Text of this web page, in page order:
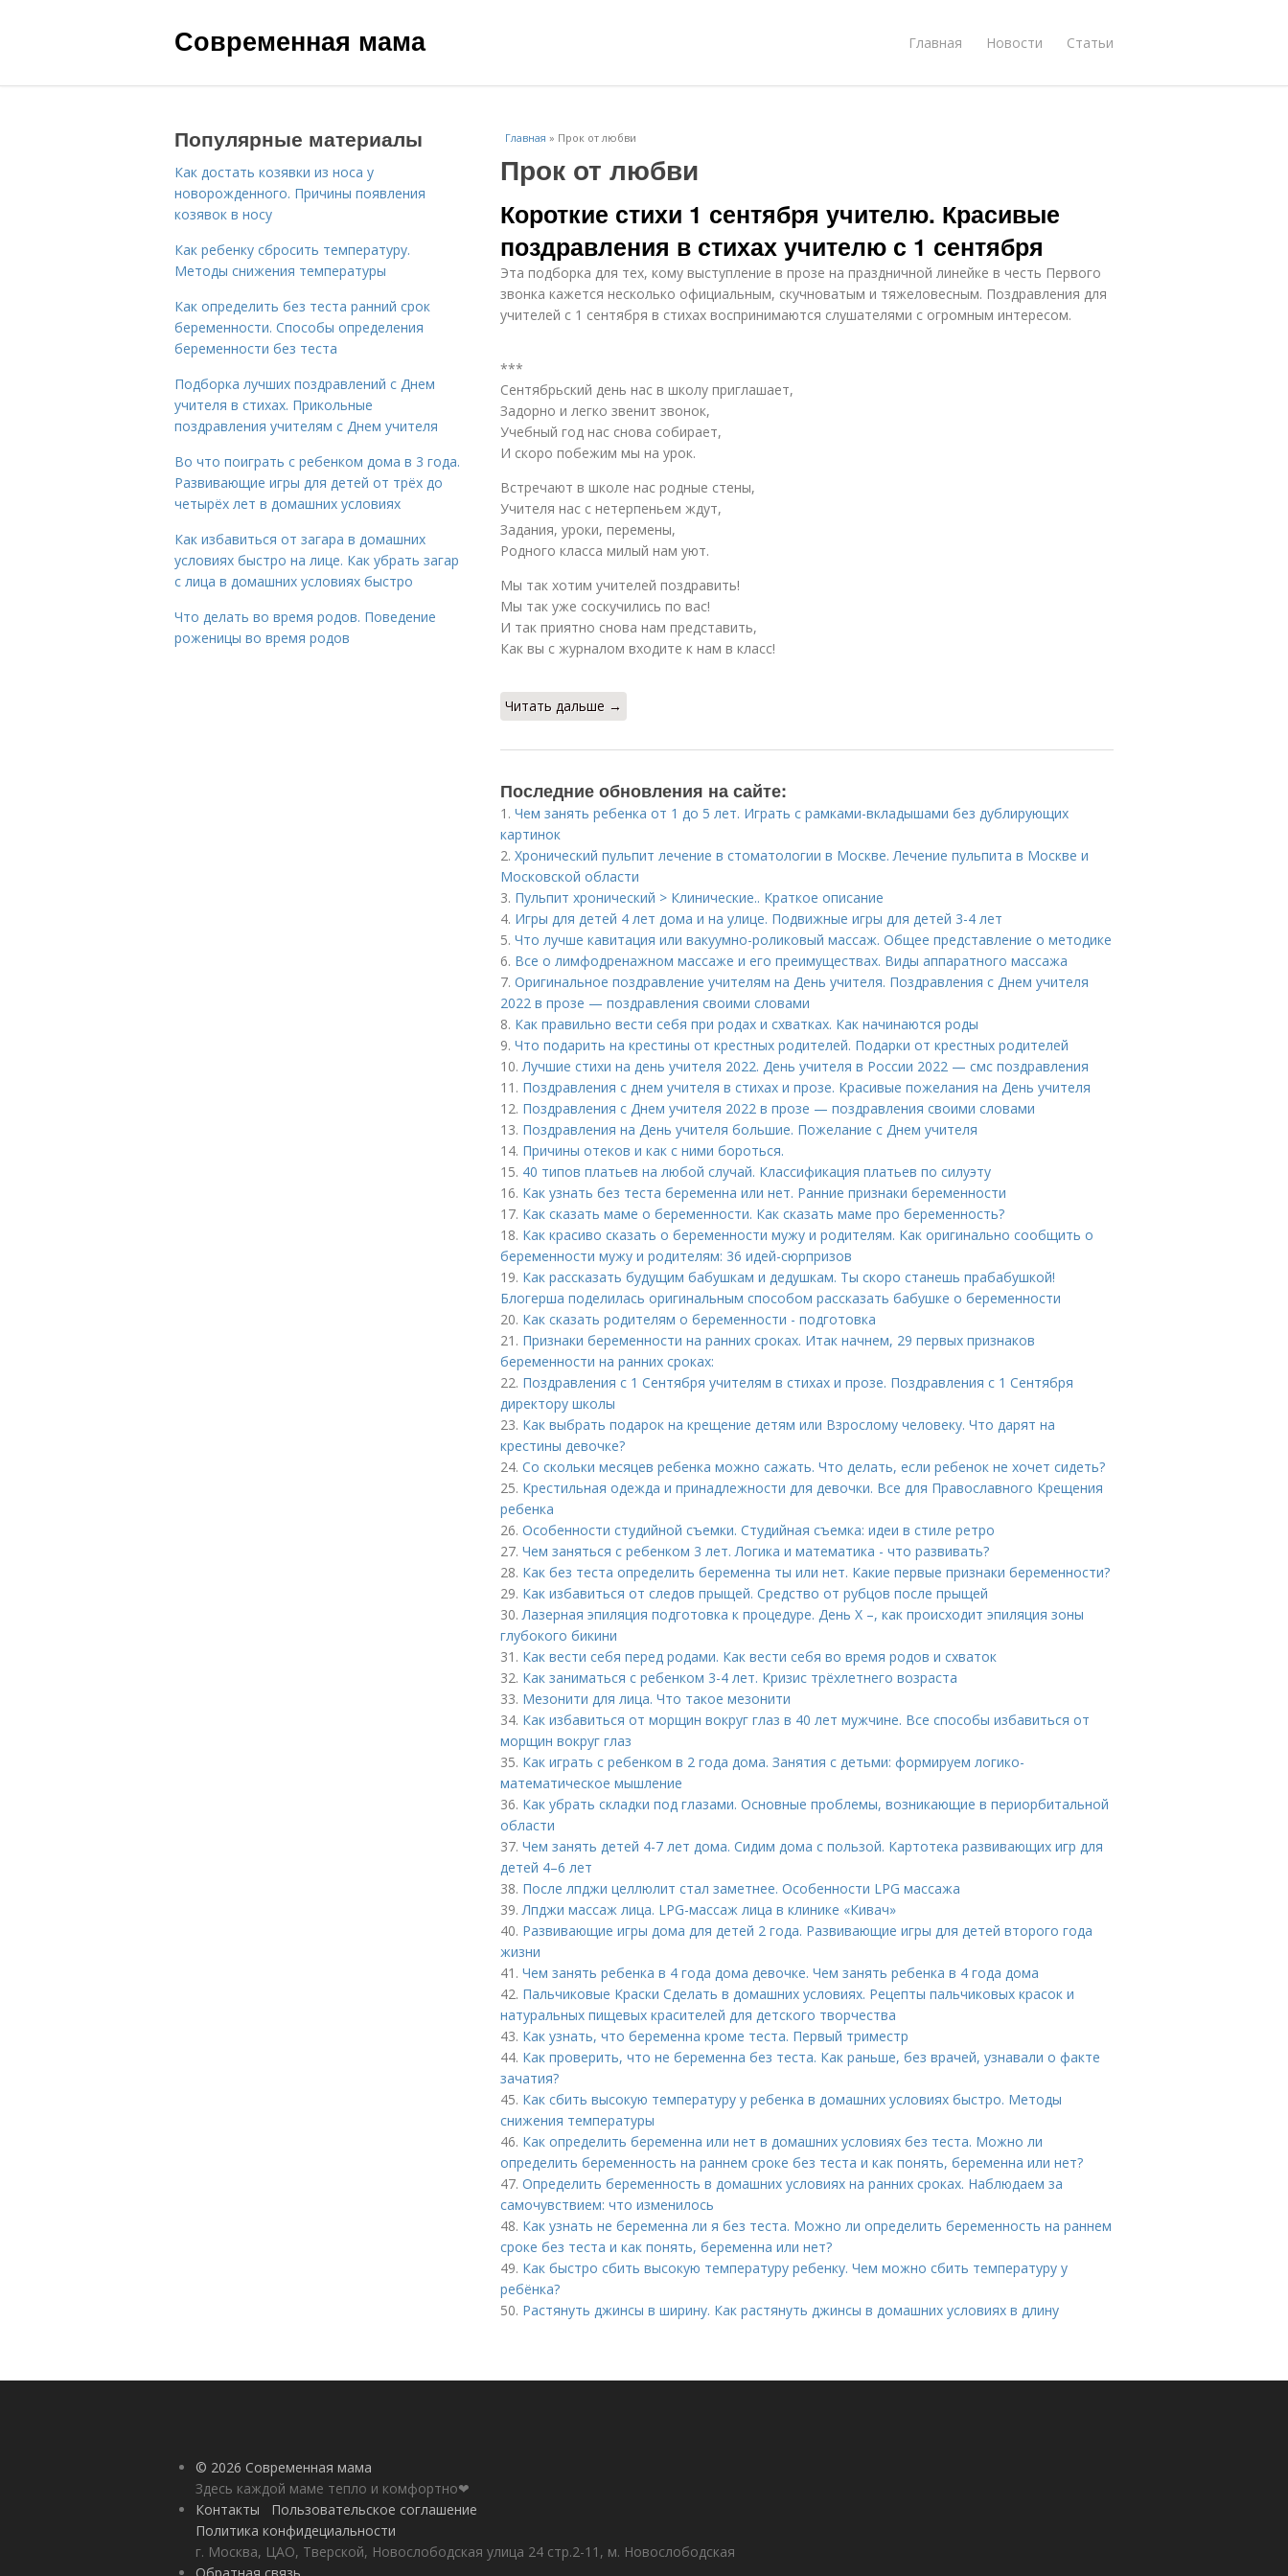
Современная мама Главная Новости Статьи
Главная » Прок от любви
Прок от любви
Короткие стихи 1 сентября учителю. Красивые
поздравления в стихах учителю с 1 сентября
Эта подборка для тех, кому выступление в прозе на праздничной линейке в честь Первого
звонка кажется несколько официальным, скучноватым и тяжеловесным. Поздравления для
учителей с 1 сентября в стихах воспринимаются слушателями с огромным интересом.
***
Сентябрьский день нас в школу приглашает,
Задорно и легко звенит звонок,
Учебный год нас снова собирает,
И скоро побежим мы на урок.
Встречают в школе нас родные стены,
Учителя нас с нетерпеньем ждут,
Задания, уроки, перемены,
Родного класса милый нам уют.
Мы так хотим учителей поздравить!
Мы так уже соскучились по вас!
И так приятно снова нам представить,
Как вы с журналом входите к нам в класс!
Читать дальше →
Последние обновления на сайте:
1. Чем занять ребенка от 1 до 5 лет. Играть с рамками-вкладышами без дублирующих
картинок
2. Хронический пульпит лечение в стоматологии в Москве. Лечение пульпита в Москве и
Московской области
3. Пульпит хронический > Клинические.. Краткое описание
4. Игры для детей 4 лет дома и на улице. Подвижные игры для детей 3-4 лет
5. Что лучше кавитация или вакуумно-роликовый массаж. Общее представление о методике
6. Все о лимфодренажном массаже и его преимуществах. Виды аппаратного массажа
7. Оригинальное поздравление учителям на День учителя. Поздравления с Днем учителя
2022 в прозе — поздравления своими словами
8. Как правильно вести себя при родах и схватках. Как начинаются роды
9. Что подарить на крестины от крестных родителей. Подарки от крестных родителей
10.Лучшие стихи на день учителя 2022. День учителя в России 2022 — смс поздравления
11. Поздравления с днем учителя в стихах и прозе. Красивые пожелания на День учителя
12. Поздравления с Днем учителя 2022 в прозе — поздравления своими словами
13. Поздравления на День учителя большие. Пожелание с Днем учителя
14. Причины отеков и как с ними бороться.
15. 40 типов платьев на любой случай. Классификация платьев по силуэту
16. Как узнать без теста беременна или нет. Ранние признаки беременности
17. Как сказать маме о беременности. Как сказать маме про беременность?
18. Как красиво сказать о беременности мужу и родителям. Как оригинально сообщить о
беременности мужу и родителям: 36 идей-сюрпризов
19. Как рассказать будущим бабушкам и дедушкам. Ты скоро станешь прабабушкой!
Блогерша поделилась оригинальным способом рассказать бабушке о беременности
20. Как сказать родителям о беременности - подготовка
21. Признаки беременности на ранних сроках. Итак начнем, 29 первых признаков
беременности на ранних сроках:
22. Поздравления с 1 Сентября учителям в стихах и прозе. Поздравления с 1 Сентября
директору школы
23. Как выбрать подарок на крещение детям или Взрослому человеку. Что дарят на
крестины девочке?
24. Со скольки месяцев ребенка можно сажать. Что делать, если ребенок не хочет сидеть?
25. Крестильная одежда и принадлежности для девочки. Все для Православного Крещения
ребенка
26. Особенности студийной съемки. Студийная съемка: идеи в стиле ретро
27. Чем заняться с ребенком 3 лет. Логика и математика - что развивать?
28. Как без теста определить беременна ты или нет. Какие первые признаки беременности?
29. Как избавиться от следов прыщей. Средство от рубцов после прыщей
30.Лазерная эпиляция подготовка к процедуре. День Х –, как происходит эпиляция зоны
глубокого бикини
31. Как вести себя перед родами. Как вести себя во время родов и схваток
32. Как заниматься с ребенком 3-4 лет. Кризис трёхлетнего возраста
33. Мезонити для лица. Что такое мезонити
34. Как избавиться от морщин вокруг глаз в 40 лет мужчине. Все способы избавиться от
морщин вокруг глаз
35. Как играть с ребенком в 2 года дома. Занятия с детьми: формируем логико-
математическое мышление
36. Как убрать складки под глазами. Основные проблемы, возникающие в периорбитальной
области
37. Чем занять детей 4-7 лет дома. Сидим дома с пользой. Картотека развивающих игр для
детей 4–6 лет
38. После лпджи целлюлит стал заметнее. Особенности LPG массажа
39.Лпджи массаж лица. LPG-массаж лица в клинике «Кивач»
40. Развивающие игры дома для детей 2 года. Развивающие игры для детей второго года
жизни
41. Чем занять ребенка в 4 года дома девочке. Чем занять ребенка в 4 года дома
42. Пальчиковые Краски Сделать в домашних условиях. Рецепты пальчиковых красок и
натуральных пищевых красителей для детского творчества
43. Как узнать, что беременна кроме теста. Первый триместр
44. Как проверить, что не беременна без теста. Как раньше, без врачей, узнавали о факте
зачатия?
45. Как сбить высокую температуру у ребенка в домашних условиях быстро. Методы
снижения температуры
46. Как определить беременна или нет в домашних условиях без теста. Можно ли
определить беременность на раннем сроке без теста и как понять, беременна или нет?
47. Определить беременность в домашних условиях на ранних сроках. Наблюдаем за
самочувствием: что изменилось
48. Как узнать не беременна ли я без теста. Можно ли определить беременность на раннем
сроке без теста и как понять, беременна или нет?
49. Как быстро сбить высокую температуру ребенку. Чем можно сбить температуру у
ребёнка?
50. Растянуть джинсы в ширину. Как растянуть джинсы в домашних условиях в длину
Популярные материалы
Как достать козявки из носа у
новорожденного. Причины появления
козявок в носу
Как ребенку сбросить температуру.
Методы снижения температуры
Как определить без теста ранний срок
беременности. Способы определения
беременности без теста
Подборка лучших поздравлений с Днем
учителя в стихах. Прикольные
поздравления учителям с Днем учителя
Во что поиграть с ребенком дома в 3 года.
Развивающие игры для детей от трёх до
четырёх лет в домашних условиях
Как избавиться от загара в домашних
условиях быстро на лице. Как убрать загар
с лица в домашних условиях быстро
Что делать во время родов. Поведение
роженицы во время родов
© 2026 Современная мама
Здесь каждой маме тепло и комфортно❤
Контакты
Пользовательское соглашение
Политика конфидециальности
г. Москва, ЦАО, Тверской, Новослободская улица 24 стр.2-11, м. Новослободская